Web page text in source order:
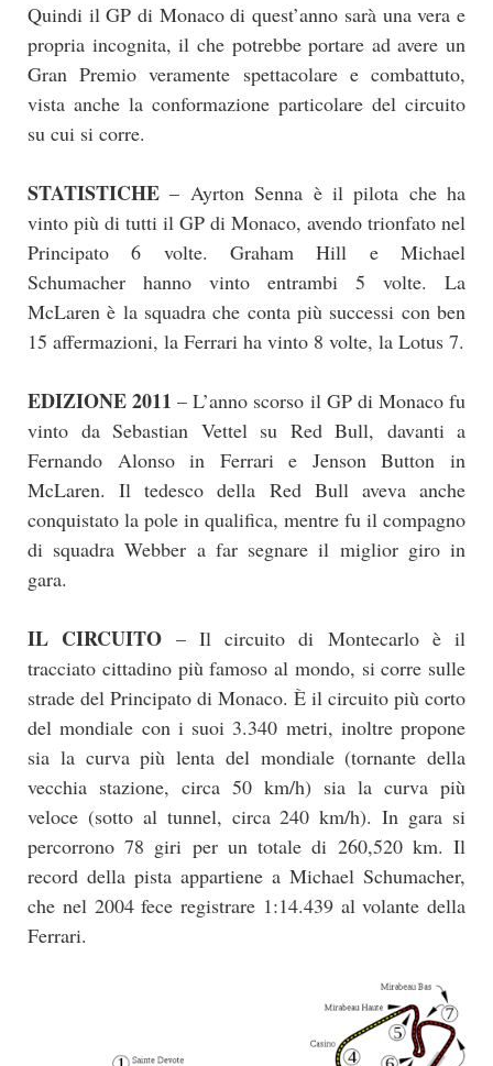
Quindi il GP di Monaco di quest’anno sarà una vera e
propria incognita, il che potrebbe portare ad avere un
Gran Premio veramente spettacolare e combattuto,
vista anche la conformazione particolare del circuito
su cui si corre.
STATISTICHE – Ayrton Senna è il pilota che ha
vinto più di tutti il GP di Monaco, avendo trionfato nel
Principato 6 volte. Graham Hill e Michael
Schumacher hanno vinto entrambi 5 volte. La
McLaren è la squadra che conta più successi con ben
15 affermazioni, la Ferrari ha vinto 8 volte, la Lotus 7.
EDIZIONE 2011 – L’anno scorso il GP di Monaco fu
vinto da Sebastian Vettel su Red Bull, davanti a
Fernando Alonso in Ferrari e Jenson Button in
McLaren. Il tedesco della Red Bull aveva anche
conquistato la pole in qualifica, mentre fu il compagno
di squadra Webber a far segnare il miglior giro in
gara.
IL CIRCUITO – Il circuito di Montecarlo è il
tracciato cittadino più famoso al mondo, si corre sulle
strade del Principato di Monaco. È il circuito più corto
del mondiale con i suoi 3.340 metri, inoltre propone
sia la curva più lenta del mondiale (tornante della
vecchia stazione, circa 50 km/h) sia la curva più
veloce (sotto al tunnel, circa 240 km/h). In gara si
percorrono 78 giri per un totale di 260,520 km. Il
record della pista appartiene a Michael Schumacher,
che nel 2004 fece registrare 1:14.439 al volante della
Ferrari.